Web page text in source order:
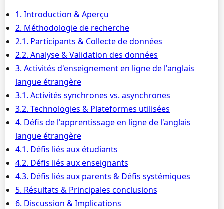
1. Introduction & Aperçu
2. Méthodologie de recherche
2.1. Participants & Collecte de données
2.2. Analyse & Validation des données
3. Activités d'enseignement en ligne de l'anglais
langue étrangère
3.1. Activités synchrones vs. asynchrones
3.2. Technologies & Plateformes utilisées
4. Défis de l'apprentissage en ligne de l'anglais
langue étrangère
4.1. Défis liés aux étudiants
4.2. Défis liés aux enseignants
4.3. Défis liés aux parents & Défis systémiques
5. Résultats & Principales conclusions
6. Discussion & Implications